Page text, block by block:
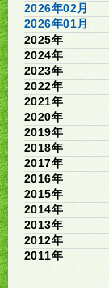
2026年02月
2026年01月
2025年
2024年
2023年
2022年
2021年
2020年
2019年
2018年
2017年
2016年
2015年
2014年
2013年
2012年
2011年